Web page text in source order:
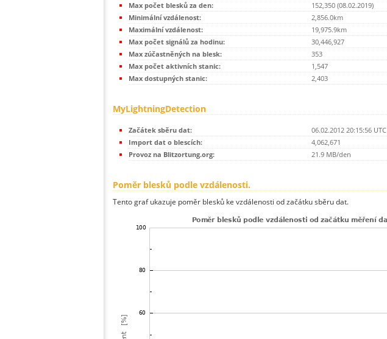
Max počet blesků za den:
152,350 (08.02.2019)
Minimální vzdálenost:
2,856.0km
Maximální vzdálenost:
19,975.9km
Max počet signálů za hodinu:
30,446,927
Max zúčastněných na blesk:
353
Max počet aktivních stanic:
1,547
Max dostupných stanic:
2,403
MyLightningDetection
Začátek sběru dat:
06.02.2012 20:15:56 UTC
Import dat o blescích:
4,062,671
Provoz na Blitzortung.org:
21.9 MB/den
Poměr blesků podle vzdálenosti.
Tento graf ukazuje poměr blesků ke vzdálenosti od začátku sběru dat.